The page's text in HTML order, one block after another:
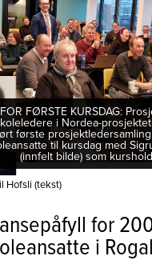
FØRSTE KURSDAG:
i Nordea-prosjektet
første
til kursdag med
(innfelt bilde) som
Hofsli (tekst)
for
i